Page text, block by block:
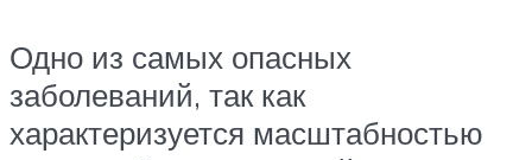
Одно из самых опасных
заболеваний, так как
характеризуется масштабностью